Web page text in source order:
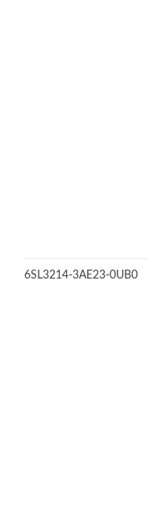
6SL3214-3AE23-0UB0